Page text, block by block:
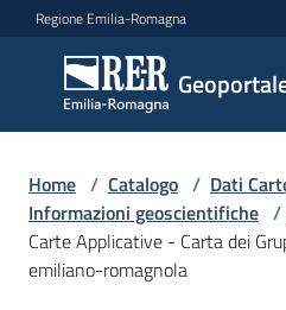
Vai al contenuto
Vai alla navigazione
Vai al footer
Regione Emilia-Romagna
Geoportale
Catalogo
dati,
servizi
e
Home / Catalogo / Dati
Informazioni geoscientifiche /
Carte Applicative - Carta dei
emiliano-romagnola